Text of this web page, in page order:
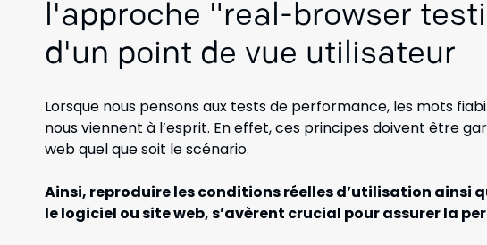
l'approche "real-browser
d'un point de vue utilisateur
Lorsque nous pensons aux tests de performance, les mots
nous viennent à l’esprit. En effet, ces principes doivent être
web quel que soit le scénario.
Ainsi, reproduire les conditions réelles d’utilisation ainsi
le logiciel ou site web, s’avèrent crucial pour assurer la